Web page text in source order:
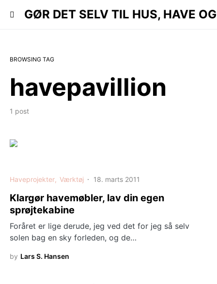
OG KØKKEN..
GØR DET SELV TIL HUS, HAVE
BROWSING TAG
havepavillion
1 post
Haveprojekter Værktøj 18. marts 2011
Klargør havemøbler, lav din egen
sprøjtekabine
Foråret er lige derude, jeg ved det for jeg så selv
solen bag en sky forleden, og de…
by Lars S. Hansen